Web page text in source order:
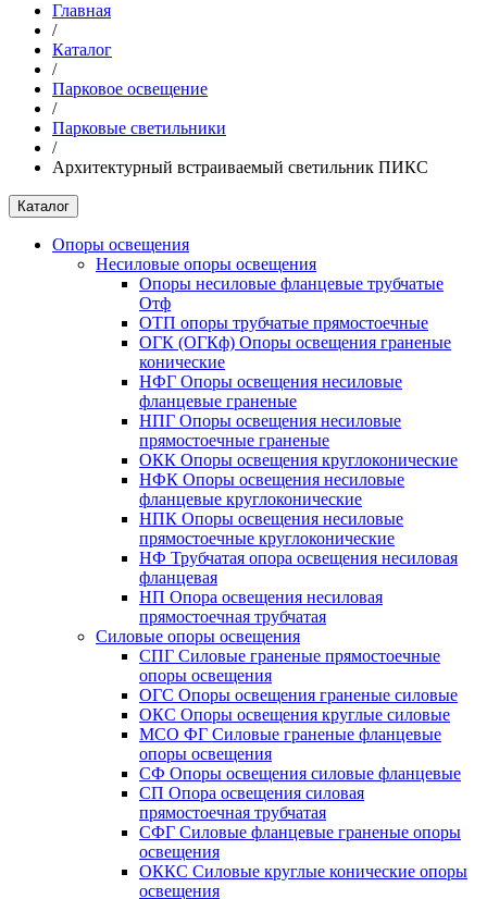
Главная
/
Каталог
/
Парковое освещение
/
Парковые светильники
/
Архитектурный встраиваемый светильник ПИКС
Каталог
Опоры освещения
Несиловые опоры освещения
Опоры несиловые фланцевые трубчатые
Отф
ОТП опоры трубчатые прямостоечные
ОГК (ОГКф) Опоры освещения граненые
конические
НФГ Опоры освещения несиловые
фланцевые граненые
НПГ Опоры освещения несиловые
прямостоечные граненые
ОКК Опоры освещения круглоконические
НФК Опоры освещения несиловые
фланцевые круглоконические
НПК Опоры освещения несиловые
прямостоечные круглоконические
НФ Трубчатая опора освещения несиловая
фланцевая
НП Опора освещения несиловая
прямостоечная трубчатая
Силовые опоры освещения
СПГ Силовые граненые прямостоечные
опоры освещения
ОГС Опоры освещения граненые силовые
ОКС Опоры освещения круглые силовые
МСО ФГ Силовые граненые фланцевые
опоры освещения
СФ Опоры освещения силовые фланцевые
СП Опора освещения силовая
прямостоечная трубчатая
СФГ Силовые фланцевые граненые опоры
освещения
ОККС Силовые круглые конические опоры
освещения